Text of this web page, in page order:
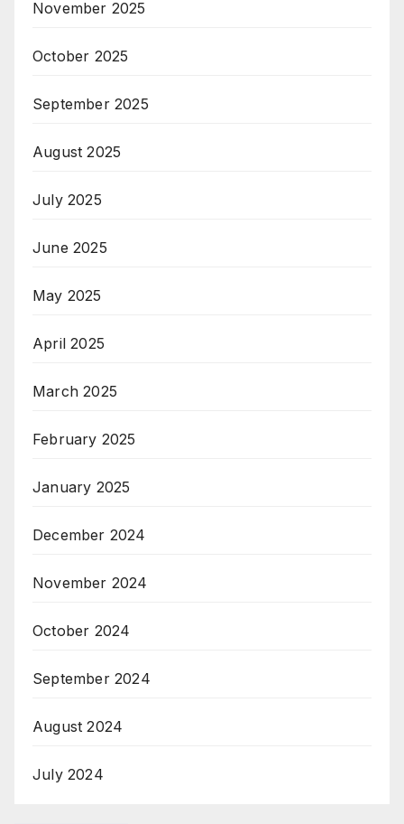
November 2025
October 2025
September 2025
August 2025
July 2025
June 2025
May 2025
April 2025
March 2025
February 2025
January 2025
December 2024
November 2024
October 2024
September 2024
August 2024
July 2024